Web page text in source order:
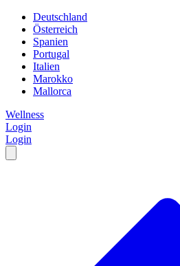
Deutschland
Österreich
Spanien
Portugal
Italien
Marokko
Mallorca
Wellness
Login
Login